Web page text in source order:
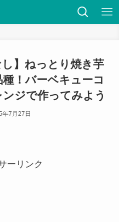
し】ねっとり焼き芋
！バーベキューコ
ジで作ってみよう
年7月27日
ーリンク